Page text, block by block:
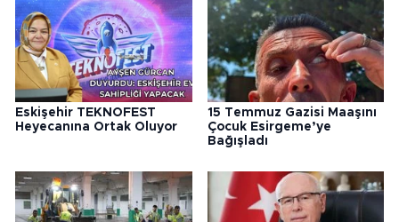
Eskişehir TEKNOFEST
Heyecanına Ortak Oluyor
15 Temmuz Gazisi Maaşını
Çocuk Esirgeme’ye
Bağışladı